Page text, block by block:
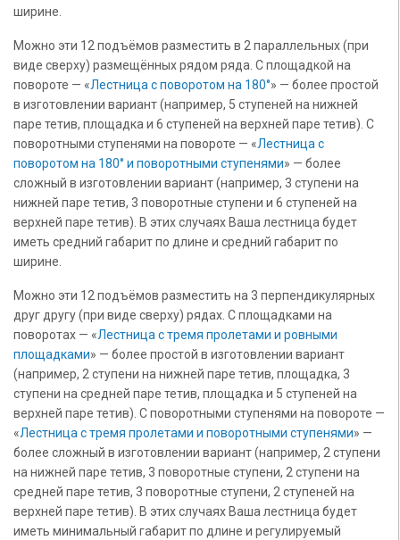
ширине.
Можно эти 12 подъёмов разместить в 2 параллельных (при
виде сверху) размещённых рядом ряда. С площадкой на
повороте — «Лестница с поворотом на 180°» — более простой
в изготовлении вариант (например, 5 ступеней на нижней
паре тетив, площадка и 6 ступеней на верхней паре тетив). С
поворотными ступенями на повороте — «Лестница с
поворотом на 180° и поворотными ступенями» — более
сложный в изготовлении вариант (например, 3 ступени на
нижней паре тетив, 3 поворотные ступени и 6 ступеней на
верхней паре тетив). В этих случаях Ваша лестница будет
иметь средний габарит по длине и средний габарит по
ширине.
Можно эти 12 подъёмов разместить на 3 перпендикулярных
друг другу (при виде сверху) рядах. С площадками на
поворотах — «Лестница с тремя пролетами и ровными
площадками» — более простой в изготовлении вариант
(например, 2 ступени на нижней паре тетив, площадка, 3
ступени на средней паре тетив, площадка и 5 ступеней на
верхней паре тетив). С поворотными ступенями на повороте —
«Лестница с тремя пролетами и поворотными ступенями» —
более сложный в изготовлении вариант (например, 2 ступени
на нижней паре тетив, 3 поворотные ступени, 2 ступени на
средней паре тетив, 3 поворотные ступени, 2 ступеней на
верхней паре тетив). В этих случаях Ваша лестница будет
иметь минимальный габарит по длине и регулируемый